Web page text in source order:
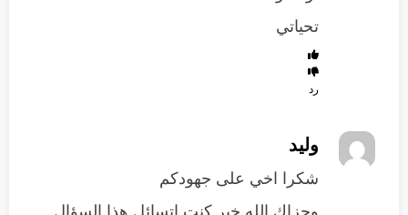
تحياتي
رد
وليد
شكرا اخي على جهودكم